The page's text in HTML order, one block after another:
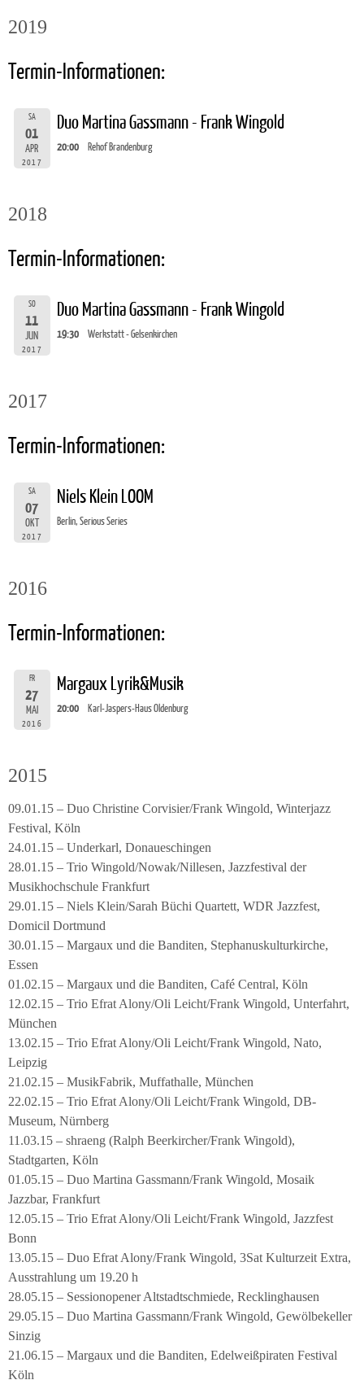
2019
Termin-Informationen:
SA
01
APR
2017
Duo Martina Gassmann - Frank Wingold
20:00 Rehof Brandenburg
2018
Termin-Informationen:
SO
11
JUN
2017
Duo Martina Gassmann - Frank Wingold
19:30 Werkstatt - Gelsenkirchen
2017
Termin-Informationen:
SA
07
OKT
2017
Niels Klein LOOM
Berlin, Serious Series
2016
Termin-Informationen:
FR
27
MAI
2016
Margaux Lyrik&Musik
20:00 Karl-Jaspers-Haus Oldenburg
2015
09.01.15 – Duo Christine Corvisier/Frank Wingold, Winterjazz
Festival, Köln
24.01.15 – Underkarl, Donaueschingen
28.01.15 – Trio Wingold/Nowak/Nillesen, Jazzfestival der
Musikhochschule Frankfurt
29.01.15 – Niels Klein/Sarah Büchi Quartett, WDR Jazzfest,
Domicil Dortmund
30.01.15 – Margaux und die Banditen, Stephanuskulturkirche,
Essen
01.02.15 – Margaux und die Banditen, Café Central, Köln
12.02.15 – Trio Efrat Alony/Oli Leicht/Frank Wingold, Unterfahrt,
München
13.02.15 – Trio Efrat Alony/Oli Leicht/Frank Wingold, Nato,
Leipzig
21.02.15 – MusikFabrik, Muffathalle, München
22.02.15 – Trio Efrat Alony/Oli Leicht/Frank Wingold, DB-
Museum, Nürnberg
11.03.15 – shraeng (Ralph Beerkircher/Frank Wingold),
Stadtgarten, Köln
01.05.15 – Duo Martina Gassmann/Frank Wingold, Mosaik
Jazzbar, Frankfurt
12.05.15 – Trio Efrat Alony/Oli Leicht/Frank Wingold, Jazzfest
Bonn
13.05.15 – Duo Efrat Alony/Frank Wingold, 3Sat Kulturzeit Extra,
Ausstrahlung um 19.20 h
28.05.15 – Sessionopener Altstadtschmiede, Recklinghausen
29.05.15 – Duo Martina Gassmann/Frank Wingold, Gewölbekeller
Sinzig
21.06.15 – Margaux und die Banditen, Edelweißpiraten Festival
Köln